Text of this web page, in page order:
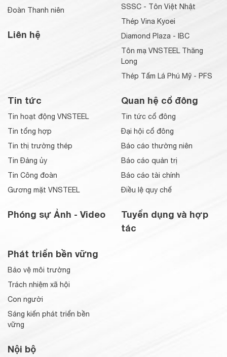
Đoàn Thanh niên
Liên hệ
SSSC - Tôn Việt Nhật
Thép Vina Kyoei
Diamond Plaza - IBC
Tôn mạ VNSTEEL Thăng
Long
Thép Tấm Lá Phú Mỹ - PFS
Tin tức
Tin hoạt động VNSTEEL
Tin tổng hợp
Tin thị trường thép
Tin Đảng ủy
Tin Công đoàn
Gương mặt VNSTEEL
Phóng sự Ảnh - Video
Quan hệ cổ đông
Tin tức cổ đông
Đại hội cổ đông
Báo cáo thường niên
Báo cáo quản trị
Báo cáo tài chính
Điều lệ quy chế
Tuyển dụng và hợp
tác
Phát triển bền vững
Bảo vệ môi trường
Trách nhiệm xã hội
Con người
Sáng kiến phát triển bền
vững
Nội bộ